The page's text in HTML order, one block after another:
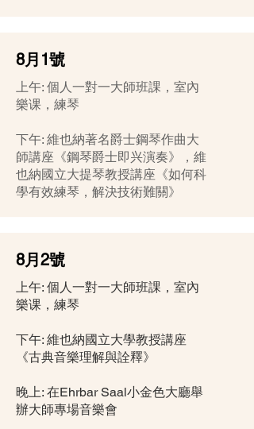
8月1號
上午: 個人一對一大師班課，室內
樂课，練琴
下午: 維也納著名爵士鋼琴作曲大
師講座《鋼琴爵士即兴演奏》，維
也納國立大提琴教授講座《如何科
學有效練琴，解決技術難關》
8月2號
上午: 個人一對一大師班課，室內
樂课，練琴
下午: 維也納國立大學教授講座
《古典音樂理解與詮釋》
晚上: 在Ehrbar Saal小金色大廳舉
辦大師專場音樂會